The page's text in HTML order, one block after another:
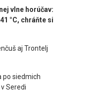
vlne horúčav:
°C, chráňte si
aj Trontelj
po siedmich
Seredi